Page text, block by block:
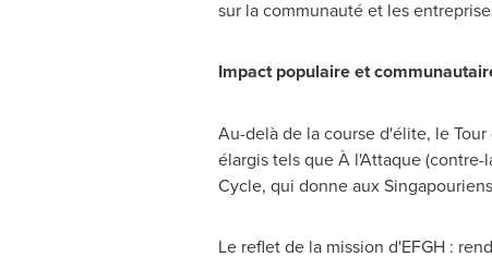
sur la communauté et les
Impact populaire et
Au-delà de la course d'élite, le
élargis tels que À l'Attaque
Cycle, qui donne aux
Le reflet de la mission d'EFGH :